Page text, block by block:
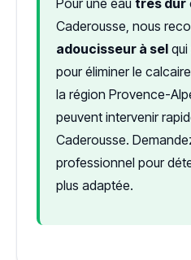
Caderousse, nous
adoucisseur à sel
pour éliminer le
la région Provence-
peuvent intervenir
Caderousse.
professionnel pour
plus adaptée.